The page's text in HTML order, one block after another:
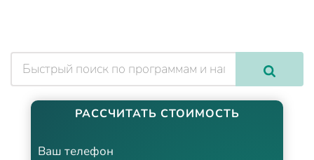
РАССЧИТАТЬ СТОИМОСТЬ
Ваш телефон